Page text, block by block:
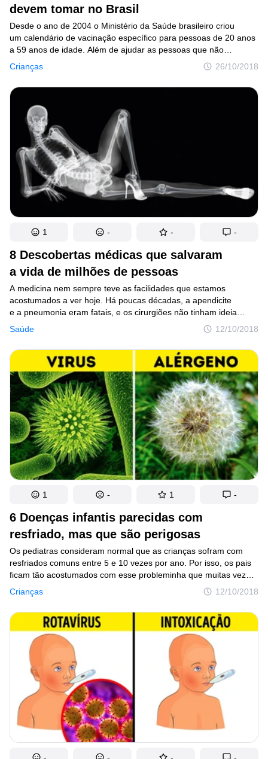
devem tomar no Brasil
Crianças 26/10/2018
Desde o ano de 2004 o Ministério da Saúde brasileiro criou
um calendário de vacinação específico para pessoas de 20 anos
a 59 anos de idade. Além de ajudar as pessoas que não
lembram se tomaram todas as vacinas necessárias quando eram
crianças, ele também prevê quatro tipos diferentes específicos
para essa faixa etária.
8 Descobertas médicas que salvaram
a vida de milhões de pessoas
Saúde 12/10/2018
A medicina nem sempre teve as facilidades que estamos
acostumados a ver hoje. Há poucas décadas, a apendicite
e a pneumonia eram fatais, e os cirurgiões não tinham ideia
de que deveriam lavar as mãos antes de uma operação.
Também consideravam normais os enlouquecidos gritos dos
pacientes (a anestesia ainda não existia). Mas houve gênios que,
mesmo com as contrariedades de seus colegas de profissão,
fizeram incríveis descobertas.
1 - - -
6 Doenças infantis parecidas com
resfriado, mas que são perigosas
Crianças 12/10/2018
Os pediatras consideram normal que as crianças sofram com
resfriados comuns entre 5 e 10 vezes por ano. Por isso, os pais
ficam tão acostumados com esse probleminha que muitas vezes
nem se dão conta de que aqueles sintomas podem indicar algo
mais grave. Só que, em alguns casos, os sinais que o corpo está
dando não tem a ver com o problema. Neste post você irá
encontrar toda a informação necessária para reconhecer uma
eventual doença perigosa numa criança, em que tipo de tosse
deve prestar mais atenção e as consequências de um eventual
descuido diante de sintomas que parecem comuns.
1 - 1 -
- - - -